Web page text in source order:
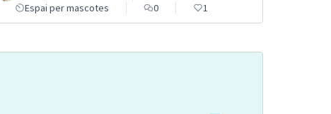
Espai per mascotes
0 1